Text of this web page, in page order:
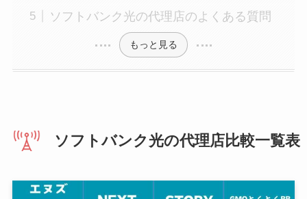
ソフトバンク光の代理店のよくある質問
もっと見る
ソフトバンク光の代理店比較一覧表